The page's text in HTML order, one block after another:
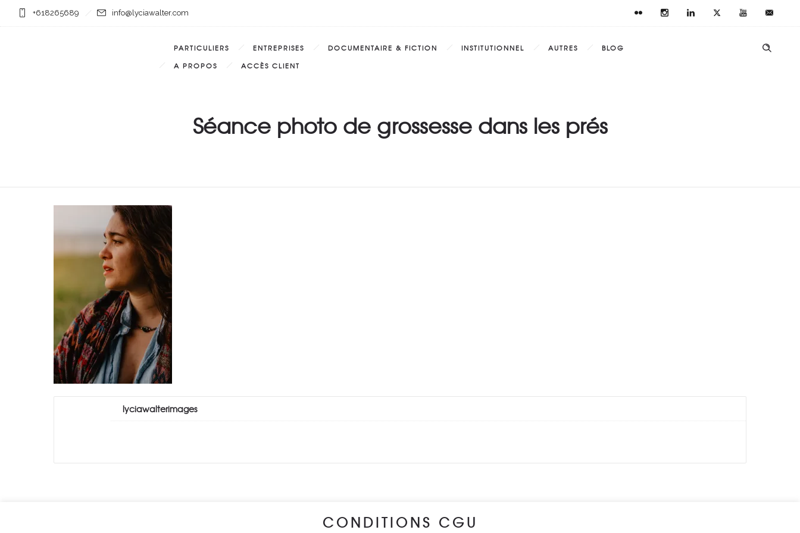
+618265689 info@lyciawalter.com
PARTICULIERS ENTREPRISES DOCUMENTAIRE & FICTION INSTITUTIONNEL AUTRES
BLOG
A PROPOS
ACCÈS CLIENT
Séance photo de grossesse dans les prés
lyciawalterimages
CONDITIONS CGU